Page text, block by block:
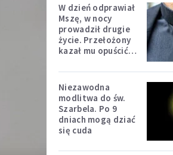
W dzień odprawiał
Mszę, w nocy
prowadził drugie
życie. Przełożony
kazał mu opuścić
Niezawodna
modlitwa do św.
Szarbela. Po 9
dniach mogą dziać
się cuda